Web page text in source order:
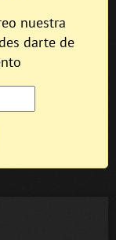
nuestra
darte de